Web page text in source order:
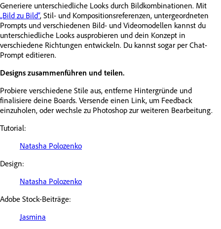
Generiere unterschiedliche Looks durch Bildkombinationen. Mit
„Bild zu Bild“, Stil- und Kompositionsreferenzen, untergeordneten
Prompts und verschiedenen Bild- und Videomodellen kannst du
unterschiedliche Looks ausprobieren und dein Konzept in
verschiedene Richtungen entwickeln. Du kannst sogar per Chat-
Prompt editieren.
Designs zusammenführen und teilen.
Probiere verschiedene Stile aus, entferne Hintergründe und
finalisiere deine Boards. Versende einen Link, um Feedback
einzuholen, oder wechsle zu Photoshop zur weiteren Bearbeitung.
Tutorial:
Natasha Polozenko
Design:
Natasha Polozenko
Adobe Stock-Beiträge:
Jasmina